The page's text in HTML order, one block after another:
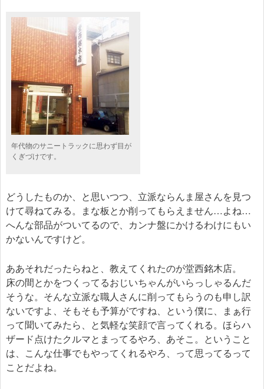
年代物のサニートラックに思わず目が
くぎづけです。
どうしたものか、と思いつつ、立派ならんま屋さんを見つ
けて尋ねてみる。まな板とか削ってもらえません…よね…
へんな部品がついてるので、カンナ盤にかけるわけにもい
かないんですけど。
ああそれだったらねと、教えてくれたのが堂西銘木店。
床の間とかをつくってるおじいちゃんがいらっしゃるんだ
そうな。そんな立派な職人さんに削ってもらうのも申し訳
ないですよ、そもそも予算がですね、という僕に、まぁ行
って聞いてみたら、と気軽な笑顔で言ってくれる。ほらハ
ザード点けたクルマとまってるやろ、あそこ。ということ
は、こんな仕事でもやってくれるやろ、って思ってるって
ことだよね。